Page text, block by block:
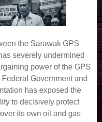
the Sarawak GPS
severely undermined
power of the GPS
Government and
has exposed the
to decisively protect
its own oil and gas